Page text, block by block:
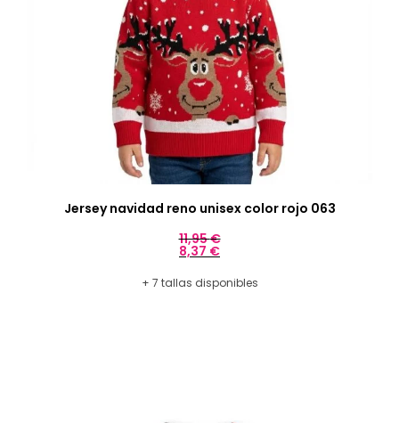
Jersey navidad reno unisex color rojo 063
11,95€
8,37 €
+ 7 tallas disponibles